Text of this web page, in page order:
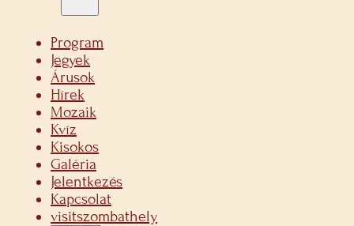
Program
Jegyek
Árusok
Hírek
Mozaik
Kvíz
Kisokos
Galéria
Jelentkezés
Kapcsolat
visitszombathely